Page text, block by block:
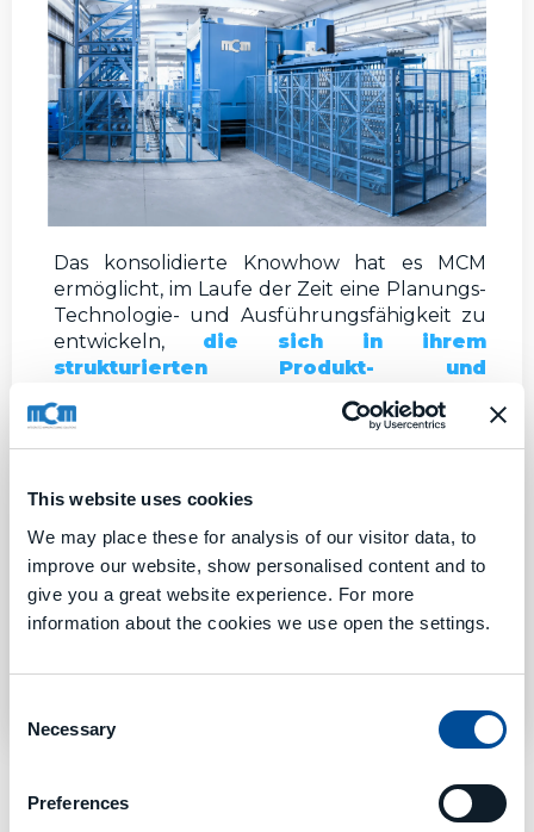
This website uses cookies
We may place these for analysis of our visitor data, to
improve our website, show personalised content and to
give you a great website experience. For more
information about the cookies we use open the settings.
Selection
Necessary
Preferences
Das konsolidierte Knowhow hat es MCM
ermöglicht, im Laufe der Zeit eine Planungs-
Technologie- und Ausführungsfähigkeit zu
entwickeln, die sich in ihrem
strukturierten Produkt- und
einen einzigen
einem einzigen Bearbeitungszentrum bis hin
Fertigungssystemen (FFS) zu liefern und
dabei sogar ergänzende Verfahren und
Technologien von Dritten zu integrieren. So
bildet sich eine richtige Partnerschaftmit
technologische Komplettlösung zu finden.